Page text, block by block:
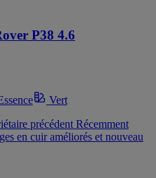
P38 4.6
Vert
précédent Récemment
en cuir améliorés et nouveau